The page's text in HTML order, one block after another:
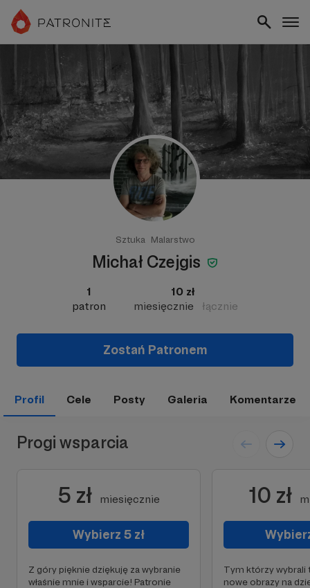
Sztuka Malarstwo
Michał Czejgis
1
patron
10 zł
miesięcznie
łącznie
Zostań Patronem
Profil Cele Posty Galeria Komentarze
Progi wsparcia
5 zł miesięcznie
Wybierz 5 zł
Z góry pięknie dziękuję za wybranie
właśnie mnie i wsparcie! Patronie
10 zł
Tym którzy wybrali
nowe obrazy na